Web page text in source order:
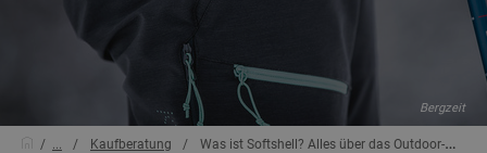
Bergzeit
... Kaufberatung Was ist Softshell? Alles über das Outdoor-Material